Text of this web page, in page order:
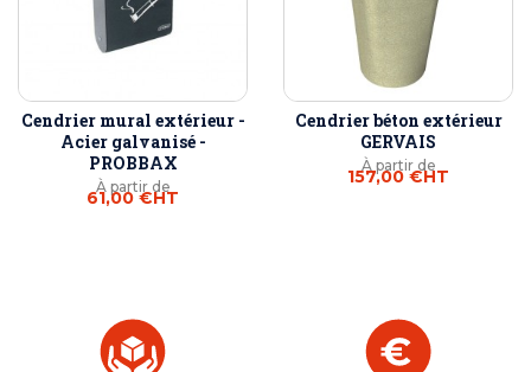
Cendrier mural extérieur -
Acier galvanisé -
PROBBAX
À partir de
61,00 €HT
Cendrier béton extérieur
GERVAIS
À partir de
157,00 €HT